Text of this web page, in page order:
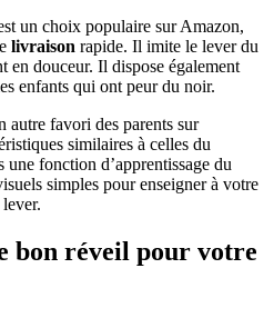
un choix populaire sur Amazon,
livraison rapide. Il imite le lever du
en douceur. Il dispose également
enfants qui ont peur du noir.
favori des parents sur
similaires à celles du
fonction d’apprentissage du
simples pour enseigner à votre
bon réveil pour votre